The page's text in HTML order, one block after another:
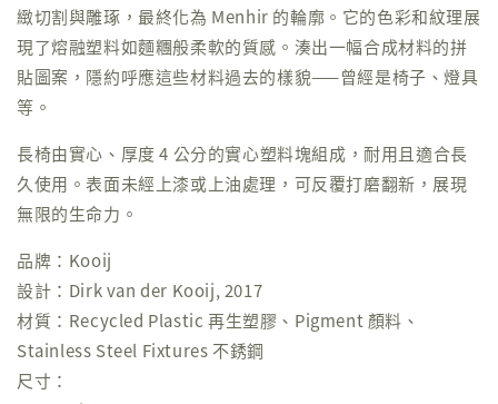
緻切割與雕琢，最終化為 Menhir 的輪廓。它的色彩和紋理展
現了熔融塑料如麵糰般柔軟的質感。湊出一幅合成材料的拼
貼圖案，隱約呼應這些材料過去的樣貌——曾經是椅子、燈具
等。
長椅由實心、厚度 4 公分的實心塑料塊組成，耐用且適合長
久使用。表面未經上漆或上油處理，可反覆打磨翻新，展現
無限的生命力。
品牌：Kooij
設計：Dirk van der Kooij, 2017
材質：Recycled Plastic 再生塑膠、Pigment 顏料、
Stainless Steel Fixtures 不銹鋼
尺寸：